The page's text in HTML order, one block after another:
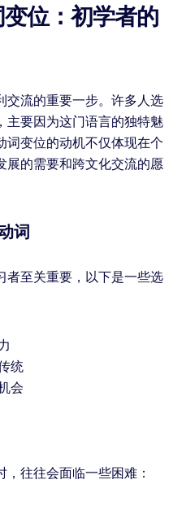
位：初学者的
交流的重要一步。许多人选
主要因为这门语言的独特魅
词变位的动机不仅体现在个
展的需要和跨文化交流的愿
词
者至关重要，以下是一些选
统
会
往往会面临一些困难：